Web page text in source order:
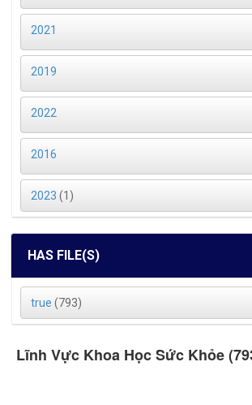
2021
2019
2022
2016
2023 (1)
HAS FILE(S)
true (793)
Lĩnh Vực Khoa Học Sức Khỏe